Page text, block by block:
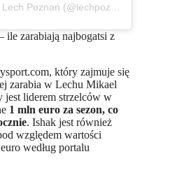
ile zarabiają najbogatsi z
który zajmuje się
zarabia w Lechu Mikael
jest liderem strzelców w
1 mln euro za sezon, co
. Ishak jest również
względem wartości
według portalu